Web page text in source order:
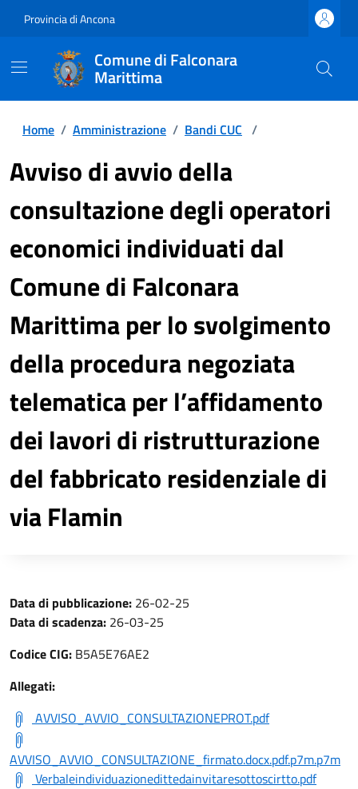
Provincia di Ancona
Comune di Falconara
Marittima
Home / Amministrazione / Bandi CUC /
Avviso di avvio della
consultazione degli operatori
economici individuati dal
Comune di Falconara
Marittima per lo svolgimento
della procedura negoziata
telematica per l’affidamento
dei lavori di ristrutturazione
del fabbricato residenziale di
via Flamin
Data di pubblicazione: 26-02-25
Data di scadenza: 26-03-25
Codice CIG: B5A5E76AE2
Allegati:
AVVISO_AVVIO_CONSULTAZIONEPROT.pdf
AVVISO_AVVIO_CONSULTAZIONE_firmato.docx.pdf.p7m.p7m
Verbaleindividuazionedittedainvitaresottoscirtto.pdf